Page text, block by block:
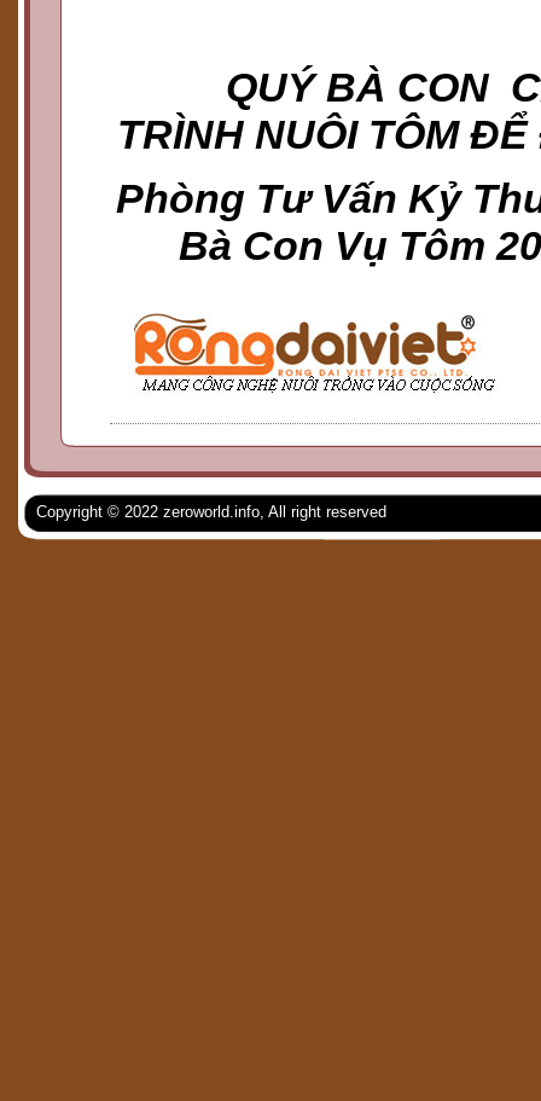
QUÝ BÀ CON
TRÌNH NUÔI TÔM
Phòng Tư Vấn Kỷ
Bà Con Vụ Tôm
Copyright © 2022 zeroworld.info, All right reserved